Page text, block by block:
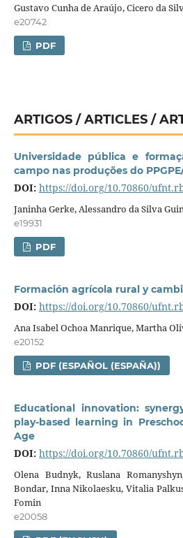
Gustavo Cunha de Araújo, Cicero da
e20742
PDF
ARTIGOS / ARTICLES /
Universidade pública e
campo nas produções do
DOI: https://doi.org/10.70860/
Janinha Gerke, Alessandro da Silva
e19931
PDF
Formación agrícola rural y
DOI: https://doi.org/10.70860/
Ana Isabel Ochoa Manrique, Martha
e20152
PDF (ESPAÑOL (ESPAÑA))
Educational innovation:
play-based learning in
Age
DOI: https://doi.org/10.70860/
Olena Budnyk, Ruslana
Bondar, Inna Nikolaesku, Vitalia
Fomin
e20058